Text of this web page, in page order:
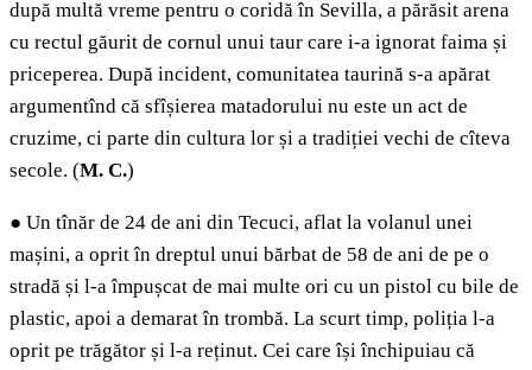
după multă vreme pentru o coridă în Sevilla, a părăsit arena
cu rectul găurit de cornul unui taur care i-a ignorat faima și
priceperea. După incident, comunitatea taurină s-a apărat
argumentînd că sfîșierea matadorului nu este un act de
cruzime, ci parte din cultura lor și a tradiției vechi de cîteva
secole. (M. C.)
● Un tînăr de 24 de ani din Tecuci, aflat la volanul unei
mașini, a oprit în dreptul unui bărbat de 58 de ani de pe o
stradă și l-a împușcat de mai multe ori cu un pistol cu bile de
plastic, apoi a demarat în trombă. La scurt timp, poliția l-a
oprit pe trăgător și l-a reținut. Cei care își închipuiau că